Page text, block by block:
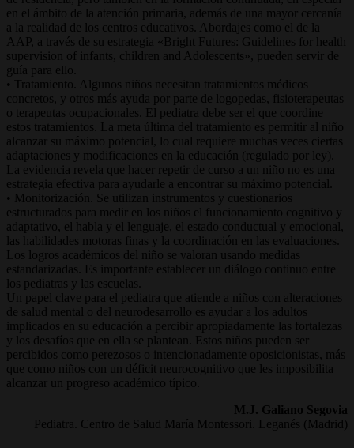
en el ámbito de la atención primaria, además de una mayor cercanía
a la realidad de los centros educativos. Abordajes como el de la
AAP, a través de su estrategia «Bright Futures: Guidelines for health
supervision of infants, children and Adolescents», pueden servir de
guía para ello.
• Tratamiento. Algunos niños necesitan tratamientos médicos
concretos, y otros más ayuda por parte de logopedas, fisioterapeutas
o terapeutas ocupacionales. El pediatra debe ser el que coordine
estos tratamientos. La meta última del tratamiento es permitir al niño
alcanzar su máximo potencial, lo cual requiere muchas veces ciertas
adaptaciones y modificaciones en la educación (regulado por ley).
La evidencia revela que hacer repetir de curso a un niño no es una
estrategia efectiva para ayudarle a encontrar su máximo potencial.
• Monitorización. Se utilizan instrumentos y cuestionarios
estructurados para medir en los niños el funcionamiento cognitivo y
adaptativo, el habla y el lenguaje, el estado conductual y emocional,
las habilidades motoras finas y la coordinación en las evaluaciones.
Los logros académicos del niño se valoran usando medidas
estandarizadas. Es importante establecer un diálogo continuo entre
los pediatras y las escuelas.
Un papel clave para el pediatra que atiende a niños con alteraciones
de salud mental o del neurodesarrollo es ayudar a los adultos
implicados en su educación a percibir apropiadamente las fortalezas
y los desafíos que en ella se plantean. Estos niños pueden ser
percibidos como perezosos o intencionadamente oposicionistas, más
que como niños con un déficit neurocognitivo que les imposibilita
alcanzar un progreso académico típico.
M.J. Galiano Segovia
Pediatra. Centro de Salud María Montessori. Leganés (Madrid)